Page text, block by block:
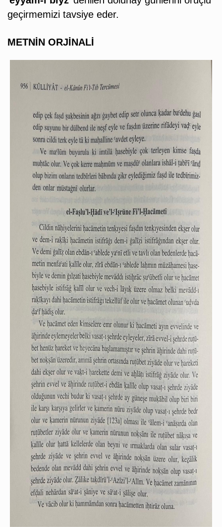
geçirmemizi tavsiye eder.
METNİN ORJİNALİ